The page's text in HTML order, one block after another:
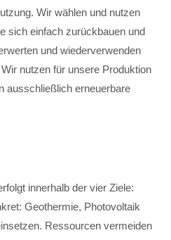
Wir wählen und nutzen
sich einfach zurückbauen und
und wiederverwenden
nutzen für unsere Produktion
ausschließlich erneuerbare
innerhalb der vier Ziele:
Geothermie, Photovoltaik
Ressourcen vermeiden